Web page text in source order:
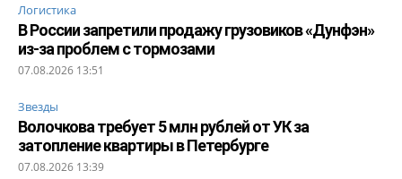
Логистика
В России запретили продажу грузовиков «Дунфэн»
из-за проблем с тормозами
07.08.2026 13:51
Звезды
Волочкова требует 5 млн рублей от УК за
затопление квартиры в Петербурге
07.08.2026 13:39